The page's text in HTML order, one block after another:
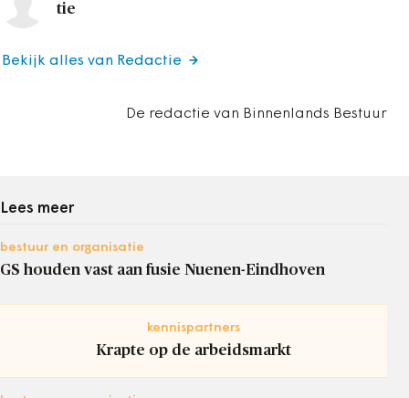
tie
De redactie van Binnenlands Bestuur
Bekijk alles van Redactie
Lees meer
bestuur en organisatie
GS houden vast aan fusie Nuenen-Eindhoven
kennispartners
Krapte op de arbeidsmarkt